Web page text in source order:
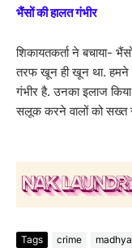
भैंसों की हालत गंभीर
शिकायतकर्ता ने बचाया-
तरफ खून ही खून था. हमने
गंभीर है. उनका इलाज
सलूक करने वालों को सख्त
Tags crime